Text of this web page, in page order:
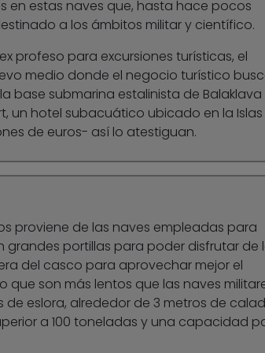
en estas naves que, hasta hace pocos
a los ámbitos militar y científico.
profeso para excursiones turísticas, el
medio donde el negocio turístico
base submarina estalinista de Balaklava
un hotel subacuático ubicado en la Islas
de euros- así lo atestiguan.
proviene de las naves empleadas para
portillas para poder disfrutar de
del casco para aprovechar mejor el
son más lentos que las naves
de eslora, alrededor de 3 metros de
a 100 toneladas y una capacidad